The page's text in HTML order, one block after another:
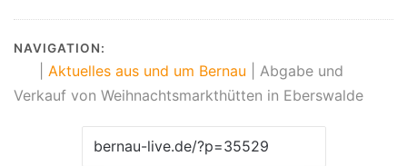
NAVIGATION:
Aktuelles aus und um Bernau
Abgabe und
Verkauf von Weihnachtsmarkthütten in Eberswalde